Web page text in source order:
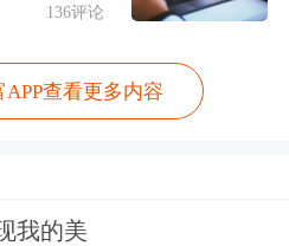
、工业互联网。支撑
根本动力，来自其
现。2026年第一季
入2510.78亿元，
属于上市公司股东
136评论
查看更多内容
我的美